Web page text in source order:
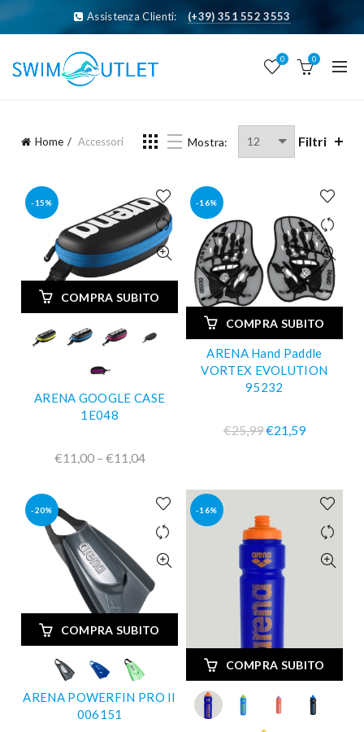
Assistenza Clienti: (+39) 351 552 3553
0 0
Home Accessori Mostra: Filtri
-15%
COMPRA SUBITO
ARENA GOOGLE CASE
1E048
€11,00 – €11,04
-16%
COMPRA SUBITO
ARENA Hand Paddle
VORTEX EVOLUTION
95232
€25,99€21,59
-20%
COMPRA SUBITO
ARENA POWERFIN PRO II
006151
-16%
COMPRA SUBITO